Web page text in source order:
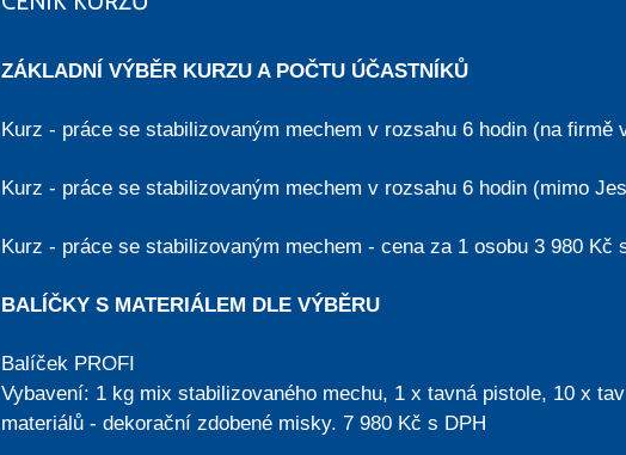
ZÁKLADNÍ VÝBĚR KURZU A POČTU ÚČASTNÍKŮ
Kurz - práce se stabilizovaným mechem v rozsahu 6 hodin (na firmě
Kurz - práce se stabilizovaným mechem v rozsahu 6 hodin (mimo
Kurz - práce se stabilizovaným mechem - cena za 1 osobu 3 980 Kč
BALÍČKY S MATERIÁLEM DLE VÝBĚRU
Balíček PROFI
Vybavení: 1 kg mix stabilizovaného mechu, 1 x tavná pistole, 10 x
materiálů - dekorační zdobené misky. 7 980 Kč s DPH